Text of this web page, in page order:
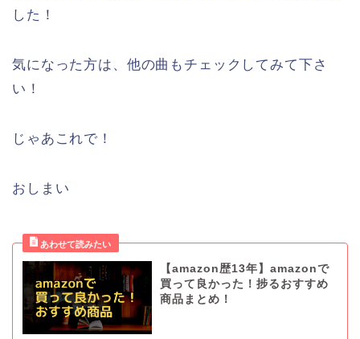
した！
気になった方は、他の曲もチェックしてみて下さ
い！
じゃあこれで！
おしまい
【amazon歴13年】amazonで
買って良かった！捗るおすすめ
商品まとめ！